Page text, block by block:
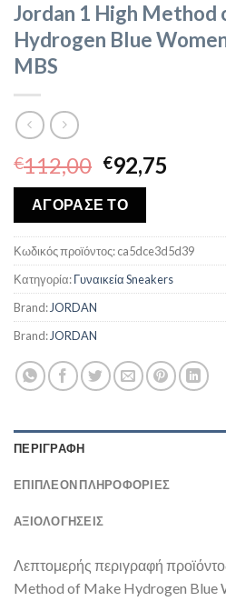
Jordan 1 High Method
Hydrogen Blue
MBS
€112,00 Original
price
was:
€112,00.
€92,75
ΑΓΟΡΑΣΕ ΤΟ
Κωδικός προϊόντος:ca5dce3d5d39
Κατηγορία:Γυναικεία Sneakers
Brand:JORDAN
Brand:JORDAN
ΠΕΡΙΓΡΑΦΉ
ΕΠΙΠΛΈΟΝ ΠΛΗΡΟΦΟΡΊΕΣ
ΑΞΙΟΛΟΓΗΣΕΙΣ
Λεπτομερής περιγραφή
Method of Make Hydrogen Blue